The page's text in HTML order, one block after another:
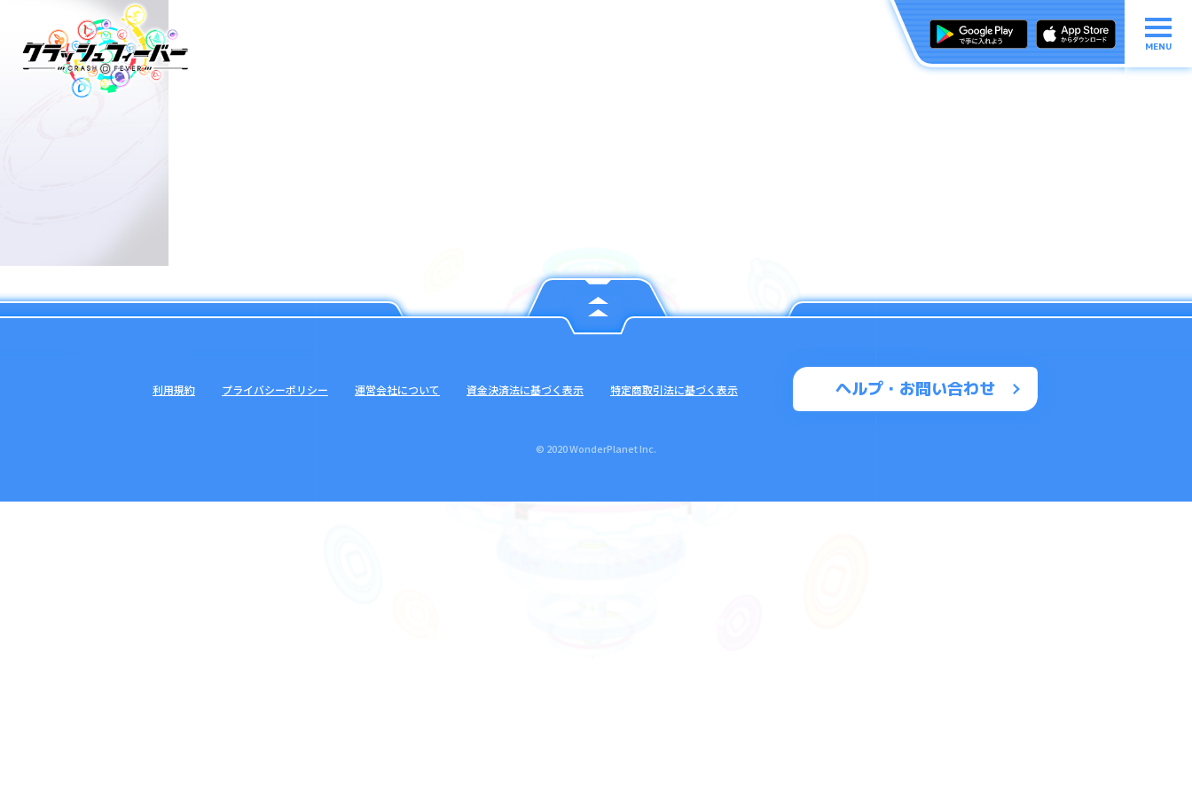
MENU
ヘルプ・お問い合わせ
利用規約 プライバシーポリシー 運営会社について 資金決済法に基づく表示 特定商取引法に基づく表示
© 2020 WonderPlanet Inc.